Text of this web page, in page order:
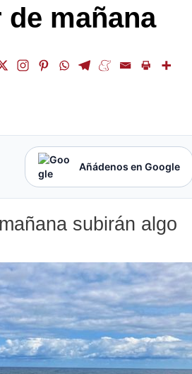
mañana
Añádenos en Google
subirán algo